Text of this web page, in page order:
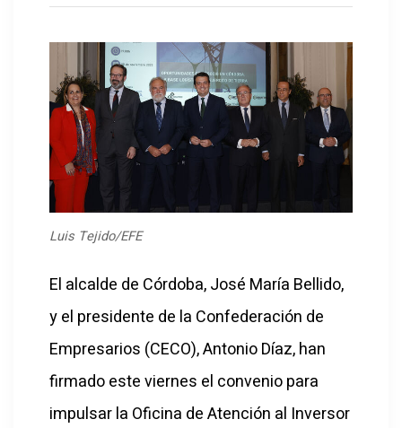
Luis Tejido/EFE
El alcalde de Córdoba, José María Bellido,
y el presidente de la Confederación de
Empresarios (CECO), Antonio Díaz, han
firmado este viernes el convenio para
impulsar la Oficina de Atención al Inversor